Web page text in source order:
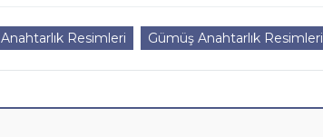
Anahtarlık Resimleri Gümüş Anahtarlık Resimleri